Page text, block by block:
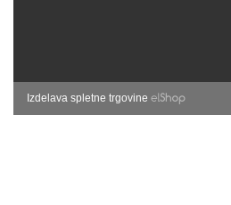
Izdelava spletne trgovine